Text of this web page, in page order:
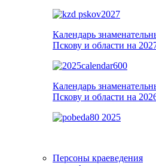
Календарь
Пскову и области на
Календарь
Пскову и области на
Персоны краеведения